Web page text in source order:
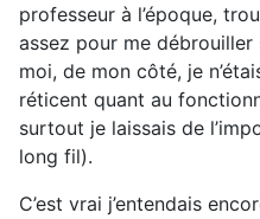
professeur à l’époque,
assez pour me
moi, de mon côté, je
réticent quant au
surtout je laissais de
long fil).
C’est vrai j’entendais